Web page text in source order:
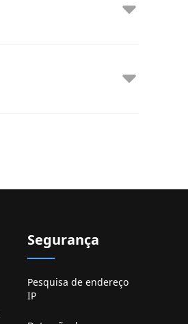
Segurança
Pesquisa de endereço
IP